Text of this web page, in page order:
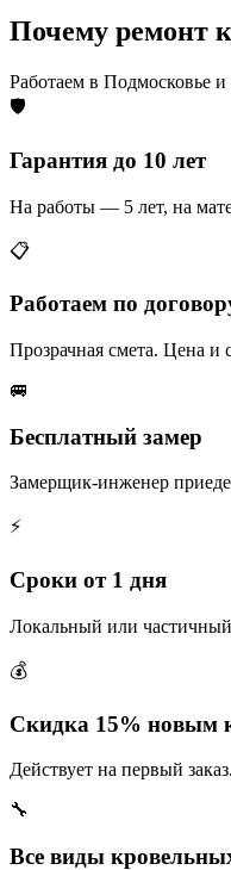
Почему ремонт
Работаем в Подмосковье
🛡️
Гарантия до 10 лет
На работы — 5 лет, на
📋
Работаем по
Прозрачная смета. Цена и
🚐
Бесплатный замер
Замерщик-инженер
⚡
Сроки от 1 дня
Локальный или
💰
Скидка 15% новым
Действует на первый
🔧
Все виды